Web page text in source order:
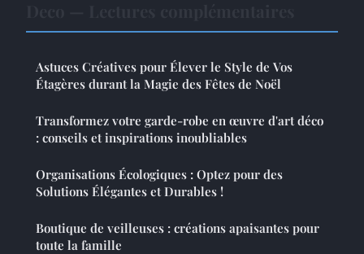
Astuces Créatives pour Élever le Style de Vos
Étagères durant la Magie des Fêtes de Noël
Transformez votre garde-robe en œuvre d'art déco
: conseils et inspirations inoubliables
Organisations Écologiques : Optez pour des
Solutions Élégantes et Durables !
Boutique de veilleuses : créations apaisantes pour
toute la famille